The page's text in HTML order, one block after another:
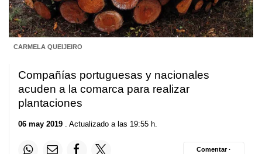
CARMELA QUEIJEIRO
Compañías portuguesas y nacionales
acuden a la comarca para realizar
plantaciones
06 may 2019 . Actualizado a las 19:55 h.
Comentar ·